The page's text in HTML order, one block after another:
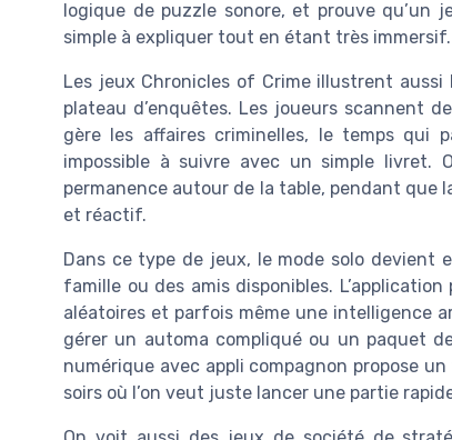
logique de puzzle sonore, et prouve qu’un
simple à expliquer tout en étant très immersif.
Les jeux Chronicles of Crime illustrent
plateau d’enquêtes. Les joueurs scannent
gère les affaires criminelles, le temps qui
impossible à suivre avec un simple livret.
permanence autour de la table, pendant que
et réactif.
Dans ce type de jeux, le mode solo devient
famille ou des amis disponibles.
aléatoires et parfois même une intelligence
gérer un automa compliqué ou un paquet
numérique avec appli compagnon propose
soirs où l’on veut juste lancer une partie